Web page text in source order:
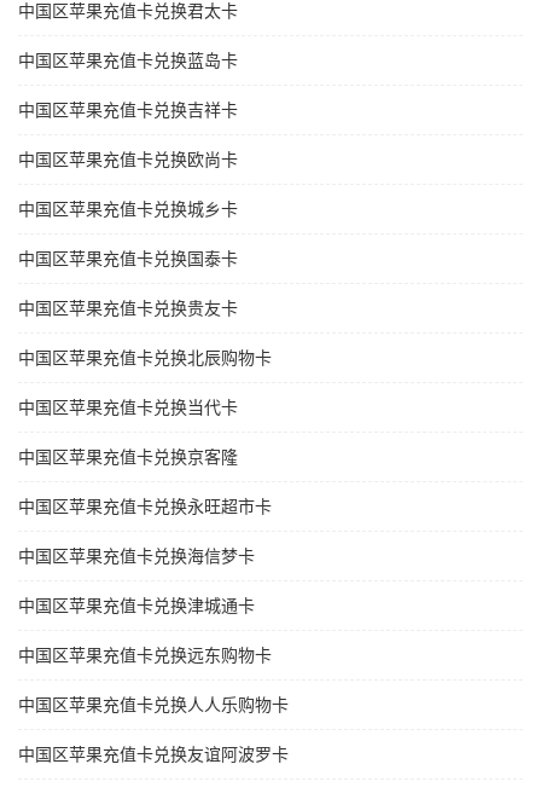
中国区苹果充值卡兑换君太卡
中国区苹果充值卡兑换蓝岛卡
中国区苹果充值卡兑换吉祥卡
中国区苹果充值卡兑换欧尚卡
中国区苹果充值卡兑换城乡卡
中国区苹果充值卡兑换国泰卡
中国区苹果充值卡兑换贵友卡
中国区苹果充值卡兑换北辰购物卡
中国区苹果充值卡兑换当代卡
中国区苹果充值卡兑换京客隆
中国区苹果充值卡兑换永旺超市卡
中国区苹果充值卡兑换海信梦卡
中国区苹果充值卡兑换津城通卡
中国区苹果充值卡兑换远东购物卡
中国区苹果充值卡兑换人人乐购物卡
中国区苹果充值卡兑换友谊阿波罗卡